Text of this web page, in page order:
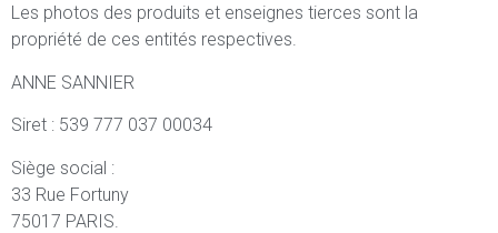
Les photos des produits et enseignes tierces sont la
propriété de ces entités respectives.
ANNE SANNIER
Siret : 539 777 037 00034
Siège social :
33 Rue Fortuny
75017 PARIS.